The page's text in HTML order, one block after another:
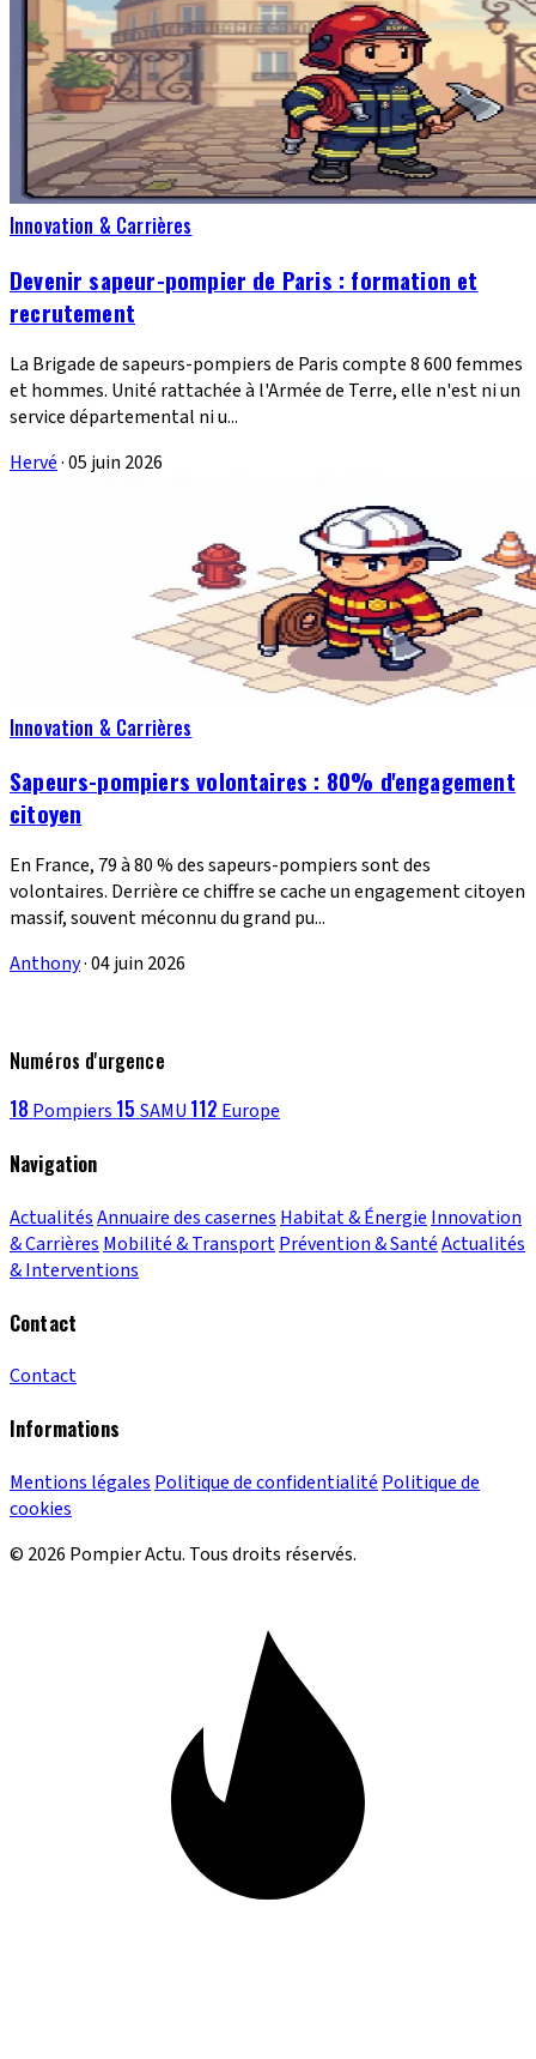
Innovation & Carrières
Devenir sapeur-pompier de Paris : formation et
recrutement
La Brigade de sapeurs-pompiers de Paris compte 8 600 femmes
et hommes. Unité rattachée à l'Armée de Terre, elle n'est ni un
service départemental ni u...
Hervé·05 juin 2026
Innovation & Carrières
Sapeurs-pompiers volontaires : 80% d'engagement
citoyen
En France, 79 à 80 % des sapeurs-pompiers sont des
volontaires. Derrière ce chiffre se cache un engagement citoyen
massif, souvent méconnu du grand pu...
Anthony·04 juin 2026
Numéros d'urgence
18 Pompiers 15 SAMU 112 Europe
Navigation
ActualitésAnnuaire des casernes Habitat & Énergie Innovation
& Carrières Mobilité & TransportPrévention & SantéActualités
& Interventions
Contact
Contact
Informations
Mentions légales Politique de confidentialité Politique de
cookies
© 2026 Pompier Actu. Tous droits réservés.